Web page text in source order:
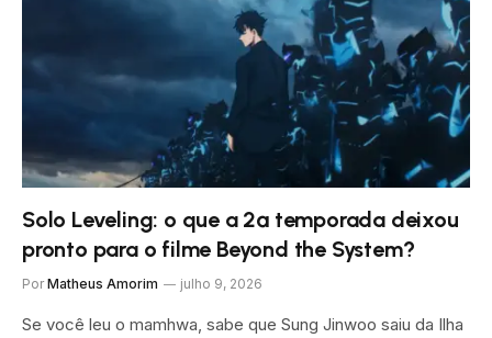
Solo Leveling: o que a 2ª temporada deixou
pronto para o filme Beyond the System?
Por Matheus Amorim julho 9, 2026
Se você leu o mamhwa, sabe que Sung Jinwoo saiu da Ilha